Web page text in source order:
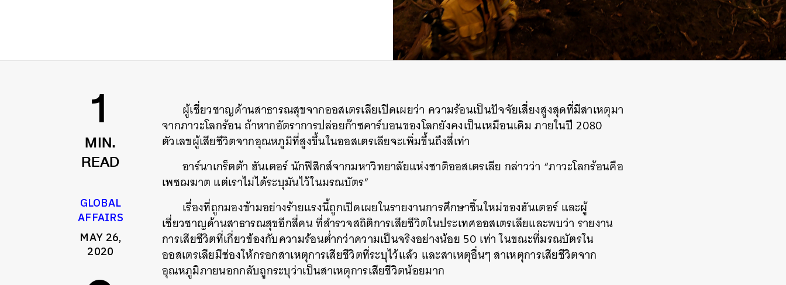
1
MIN.
READ
GLOBAL
AFFAIRS
MAY 26,
2020
ผู้เชี่ยวชาญด้านสาธารณสุขจากออสเตรเลียเปิดเผยว่า ความร้อนเป็นปัจจัยเสี่ยงสูงสุดที่มีสาเหตุมา
จากภาวะโลกร้อน ถ้าหากอัตราการปล่อยก๊าซคาร์บอนของโลกยังคงเป็นเหมือนเดิม ภายในปี 2080
ตัวเลขผู้เสียชีวิตจากอุณหภูมิที่สูงขึ้นในออสเตรเลียจะเพิ่มขึ้นถึงสี่เท่า
อาร์นาเกร็ตต้า ฮันเตอร์ นักฟิสิกส์จากมหาวิทยาลัยแห่งชาติออสเตรเลีย กล่าวว่า “ภาวะโลกร้อนคือ
เพชฌฆาต แต่เราไม่ได้ระบุมันไว้ในมรณบัตร”
เรื่องที่ถูกมองข้ามอย่างร้ายแรงนี้ถูกเปิดเผยในรายงานการศึกษาชิ้นใหม่ของฮันเตอร์ และผู้
เชี่ยวชาญด้านสาธารณสุขอีกสี่คน ที่สำรวจสถิติการเสียชีวิตในประเทศออสเตรเลียและพบว่า รายงาน
การเสียชีวิตที่เกี่ยวข้องกับความร้อนต่ำกว่าความเป็นจริงอย่างน้อย 50 เท่า ในขณะที่มรณบัตรใน
ออสเตรเลียมีช่องให้กรอกสาเหตุการเสียชีวิตที่ระบุไว้แล้ว และสาเหตุอื่นๆ สาเหตุการเสียชีวิตจาก
อุณหภูมิภายนอกกลับถูกระบุว่าเป็นสาเหตุการเสียชีวิตน้อยมาก